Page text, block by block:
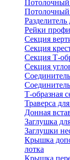
Потолочный
Потолочный
Разделитель
Рейки
Секция
Секция
Секция Т-
Секция
Т-образная
Траверса
Донная
Заглушка
Заглушки
Крышка
лотка
Крышка